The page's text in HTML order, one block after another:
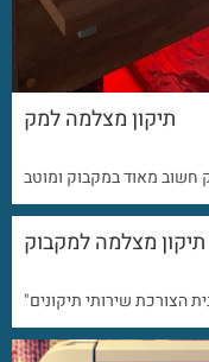
תיקון מצלמה למק
תיקון מצלמה למקבוק